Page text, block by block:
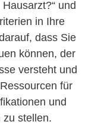
und
in Ihre
dass Sie
können, der
versteht und
für
und
zu stellen.